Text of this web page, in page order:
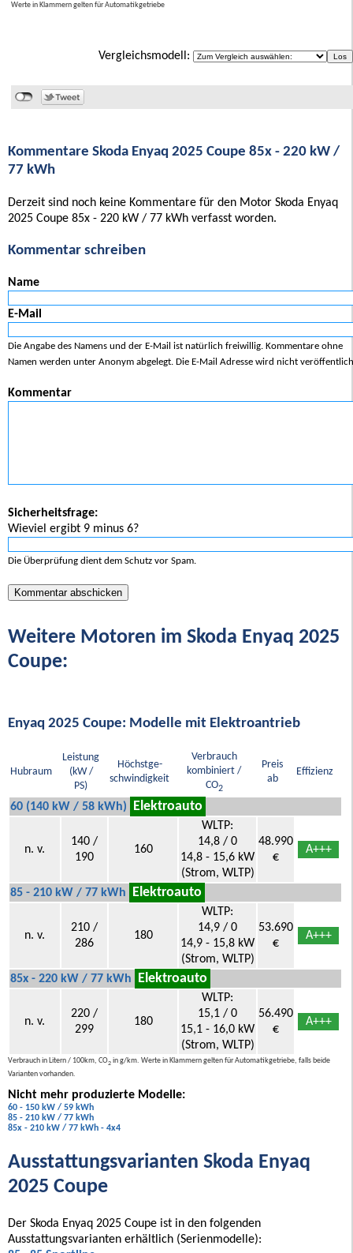
Werte in Klammern gelten für Automatikgetriebe
Vergleichsmodell:
Kommentare Skoda Enyaq 2025 Coupe 85x - 220 kW /
77 kWh
Derzeit sind noch keine Kommentare für den Motor Skoda Enyaq
2025 Coupe 85x - 220 kW / 77 kWh verfasst worden.
Kommentar schreiben
Name
E-Mail
Die Angabe des Namens und der E-Mail ist natürlich freiwillig. Kommentare ohne
Namen werden unter Anonym abgelegt. Die E-Mail Adresse wird nicht
Kommentar
Sicherheitsfrage:
Wieviel ergibt 9 minus 6?
Die Überprüfung dient dem Schutz vor Spam.
Weitere Motoren im Skoda Enyaq 2025
Coupe:
Enyaq 2025 Coupe: Modelle mit Elektroantrieb
Hubraum
Leistung
(kW /
PS)
Höchstge-
schwindigkeit
Verbrauch
kombiniert /
CO2
Preis
ab
Effizienz
60 (140 kW / 58 kWh) Elektroauto
n. v.
140 /
190
160
WLTP:
14,8 / 0
14,8 - 15,6 kW
(Strom, WLTP)
48.990
€
A+++
85 - 210 kW / 77 kWh Elektroauto
n. v.
210 /
286
180
WLTP:
14,9 / 0
14,9 - 15,8 kW
(Strom, WLTP)
53.690
€
A+++
85x - 220 kW / 77 kWh Elektroauto
n. v.
220 /
299
180
WLTP:
15,1 / 0
15,1 - 16,0 kW
(Strom, WLTP)
56.490
€
A+++
Verbrauch in Litern / 100km, CO2 in g/km. Werte in Klammern gelten für Automatikgetriebe, falls beide
Varianten vorhanden.
Nicht mehr produzierte Modelle:
60 - 150 kW / 59 kWh
85 - 210 kW / 77 kWh
85x - 210 kW / 77 kWh - 4x4
Ausstattungsvarianten Skoda Enyaq
2025 Coupe
Der Skoda Enyaq 2025 Coupe ist in den folgenden
Ausstattungsvarianten erhältlich (Serienmodelle):